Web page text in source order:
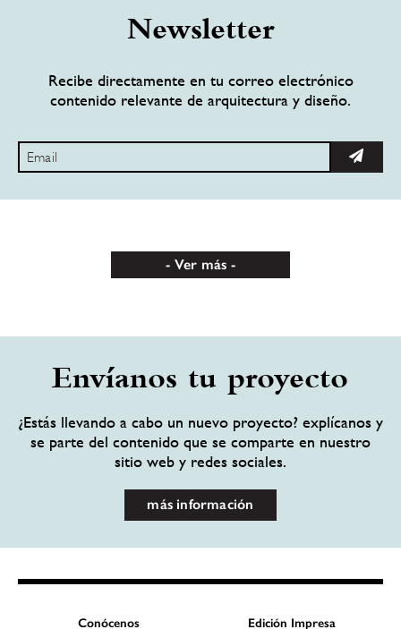
Newsletter
Recibe directamente en tu correo electrónico
contenido relevante de arquitectura y diseño.
Ver más
Envíanos tu proyecto
¿Estás llevando a cabo un nuevo proyecto? explícanos y
se parte del contenido que se comparte en nuestro
sitio web y redes sociales.
más información
Conócenos Edición Impresa